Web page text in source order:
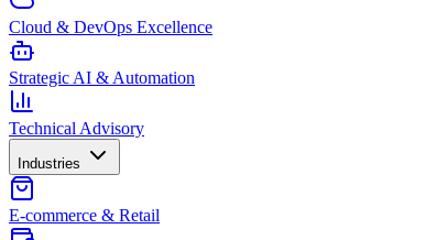
Cloud & DevOps Excellence
Strategic AI & Automation
Technical Advisory
Industries
E-commerce & Retail